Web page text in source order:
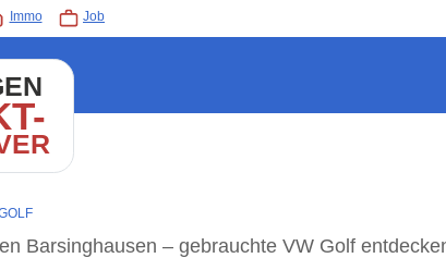
Immo Job
Barsinghausen – gebrauchte VW Golf